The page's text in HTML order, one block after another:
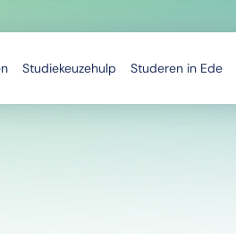
Studiekeuzehulp Studeren in Ede